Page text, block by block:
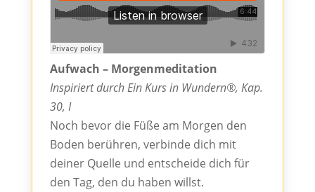
Aufwach – Morgenmeditation
Inspiriert durch Ein Kurs in Wundern®, Kap.
30, I
Noch bevor die Füße am Morgen den
Boden berühren, verbinde dich mit
deiner Quelle und entscheide dich für
den Tag, den du haben willst.